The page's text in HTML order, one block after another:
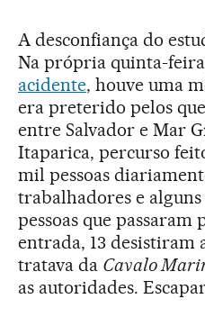
A desconfiança do
Na própria quinta-
acidente, houve uma
era preterido pelos
entre Salvador e Mar
Itaparica, percurso
mil pessoas
trabalhadores e alguns
pessoas que passaram
entrada, 13 desistiram
tratava da Cavalo
as autoridades.